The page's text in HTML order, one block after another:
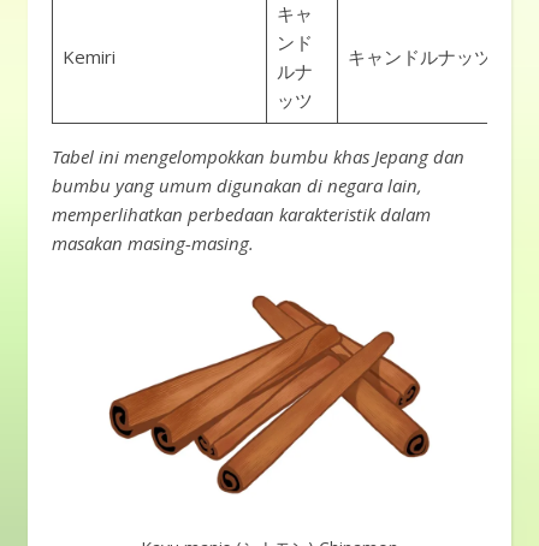
Kemiri
キャ
ンド
ルナ
ッツ
キャンドルナッツ
Tabel ini mengelompokkan bumbu khas Jepang dan
bumbu yang umum digunakan di negara lain,
memperlihatkan perbedaan karakteristik dalam
masakan masing-masing.